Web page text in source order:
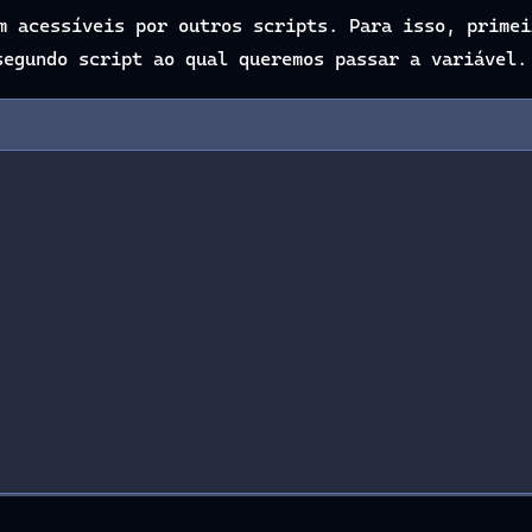
acessíveis por outros scripts. Para isso,
script ao qual queremos passar a variável.